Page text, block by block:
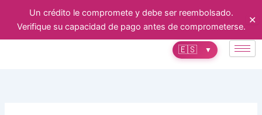
Un crédito le compromete y debe ser reembolsado.
Verifique su capacidad de pago antes de comprometerse.
✕
🇪🇸 ▼